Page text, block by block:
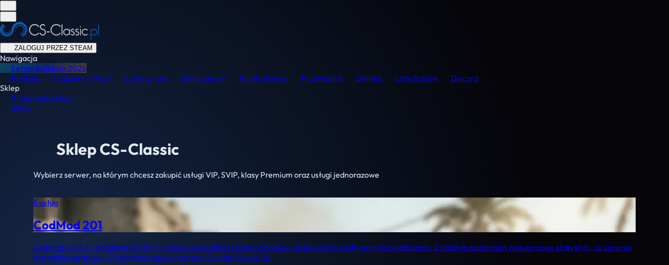
ZALOGUJ PRZEZ STEAM
Nawigacja
Letnia Kolekcja2026
Ranking
Codzienne Misje Społeczność Skinchanger Rynek Skinów Przewodnik Demka Lista Banów
Discord
Sklep
Przeglądaj usługi
Sklep
Sklep CS-Classic
Wybierz serwer, na którym chcesz zakupić usługi VIP, SVIP, klasy Premium oraz usługi jednorazowe
5 usług
CodMod 201
Codmod w CS 2 – popularny tryb gry, który wprowadza system poziomów, gdzie gracze zdobywają doświadczenie. Z każdym poziomem zyskują nowe statystyki, co zmienia
dynamikę rozgrywki. Tryb mocno znany graczom Counter Strike 1.6.